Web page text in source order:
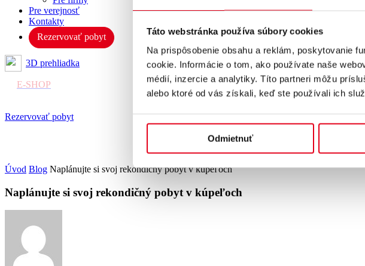
Táto webstránka používa súbory cookies
Na prispôsobenie obsahu a reklám, poskytovanie
cookie. Informácie o tom, ako používate naše
médií, inzercie a analytiky. Títo partneri môžu
alebo ktoré od vás získali, keď ste používali ich
Odmietnuť
Pre verejnosť
Kontakty
Rezervovať pobyt
3D prehliadka
E-SHOP
Rezervovať pobyt
Úvod Blog Naplánujte si svoj rekondičný pobyt v kúpeľoch
Naplánujte si svoj rekondičný pobyt v kúpeľoch